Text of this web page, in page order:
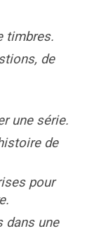
timbres.
de
une série.
de
pour
dans une